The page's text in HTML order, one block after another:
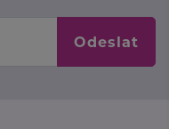
Odeslat